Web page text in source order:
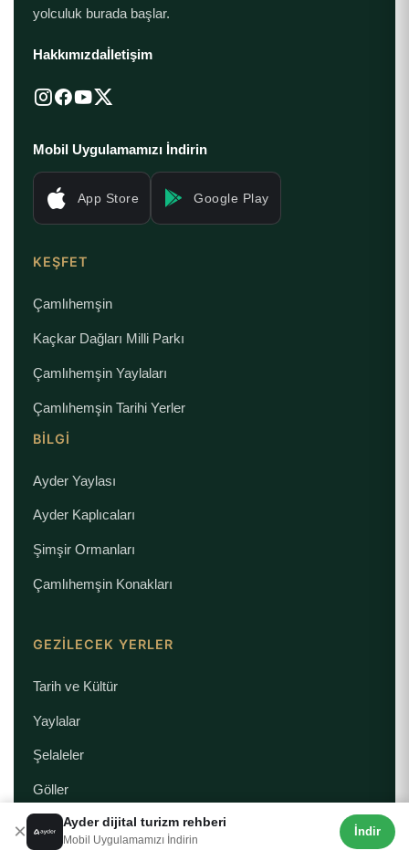
yolculuk burada başlar.
Hakkımızdaİletişim
Mobil Uygulamamızı İndirin
App Store Google Play
KEŞFET
Çamlıhemşin
Kaçkar Dağları Milli Parkı
Çamlıhemşin Yaylaları
Çamlıhemşin Tarihi Yerler
BILGI
Ayder Yaylası
Ayder Kaplıcaları
Şimşir Ormanları
Çamlıhemşin Konakları
GEZILECEK YERLER
Tarih ve Kültür
Yaylalar
Şelaleler
Göller
GENEL
× Ayder dijital turizm rehberi
Mobil Uygulamamızı İndirin
İndir